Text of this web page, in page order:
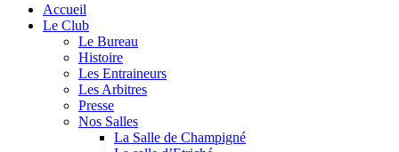
Accueil
Le Club
Le Bureau
Histoire
Les Entraineurs
Les Arbitres
Presse
Nos Salles
La Salle de Champigné